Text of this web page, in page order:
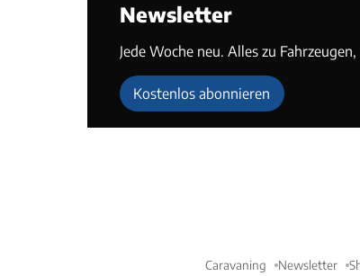
Newsletter
Jede Woche neu. Alles zu
Kostenlos abonnieren
Caravaning Newsletter